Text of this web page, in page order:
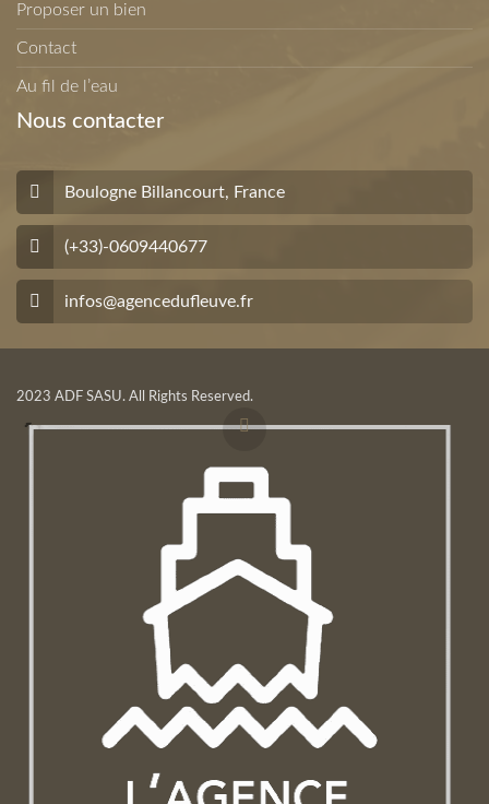
Proposer un bien
Contact
Au fil de l’eau
Nous contacter
Boulogne Billancourt, France
(+33)-0609440677
infos@agencedufleuve.fr
2023 ADF SASU. All Rights Reserved.